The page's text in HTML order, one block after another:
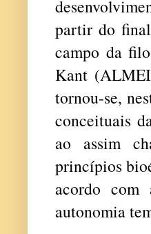
partir do
campo da
Kant
tornou-se,
conceituais
ao assim
princípios
acordo com
autonomia